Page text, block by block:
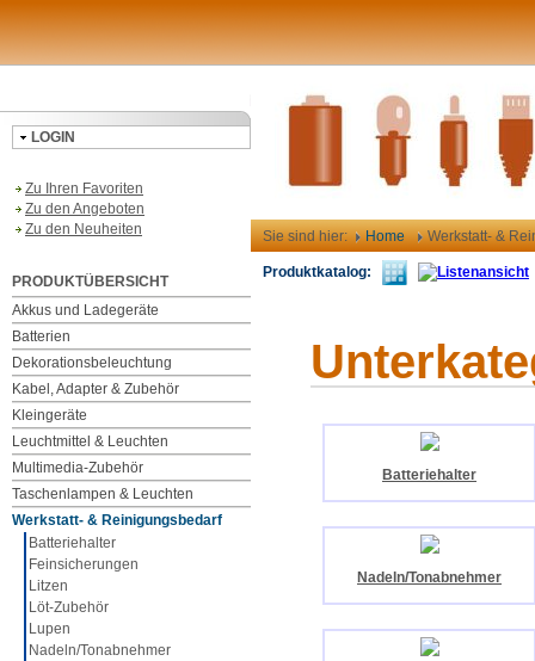
LOGIN
Zu Ihren Favoriten
Zu den Angeboten
Zu den Neuheiten
PRODUKTÜBERSICHT
Akkus und Ladegeräte
Batterien
Dekorationsbeleuchtung
Kabel, Adapter & Zubehör
Kleingeräte
Leuchtmittel & Leuchten
Multimedia-Zubehör
Taschenlampen & Leuchten
Werkstatt- & Reinigungsbedarf
Batteriehalter
Feinsicherungen
Litzen
Löt-Zubehör
Lupen
Nadeln/Tonabnehmer
Sie sind hier: Home Werkstatt- &
Produktkatalog:
Batteriehalter
Nadeln/Tonabnehmer